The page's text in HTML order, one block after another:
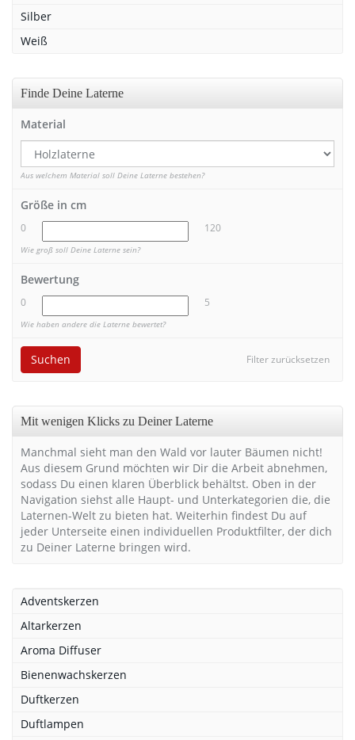
Silber
Weiß
Finde Deine Laterne
Material
Aus welchem Material soll Deine Laterne bestehen?
Größe in cm
0 120
Wie groß soll Deine Laterne sein?
Bewertung
0 5
Wie haben andere die Laterne bewertet?
Filter zurücksetzen
Suchen
Mit wenigen Klicks zu Deiner Laterne
Manchmal sieht man den Wald vor lauter Bäumen nicht!
Aus diesem Grund möchten wir Dir die Arbeit abnehmen,
sodass Du einen klaren Überblick behältst. Oben in der
Navigation siehst alle Haupt- und Unterkategorien die, die
Laternen-Welt zu bieten hat. Weiterhin findest Du auf
jeder Unterseite einen individuellen Produktfilter, der dich
zu Deiner Laterne bringen wird.
Adventskerzen
Altarkerzen
Aroma Diffuser
Bienenwachskerzen
Duftkerzen
Duftlampen